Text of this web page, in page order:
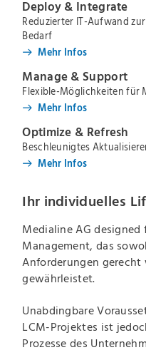
Deploy & Integrate
Reduzierter IT-Aufwand
Bedarf
Mehr Infos
Manage & Support
Flexible-Möglichkeiten für
Mehr Infos
Optimize & Refresh
Beschleunigtes
Mehr Infos
Ihr individuelles
Medialine AG designed
Management, das
Anforderungen gerecht
gewährleistet.
Unabdingbare
LCM-Projektes ist
Prozesse des